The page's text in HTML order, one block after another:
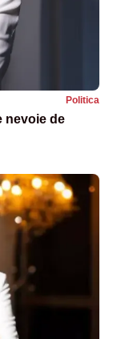
Politica
nevoie de